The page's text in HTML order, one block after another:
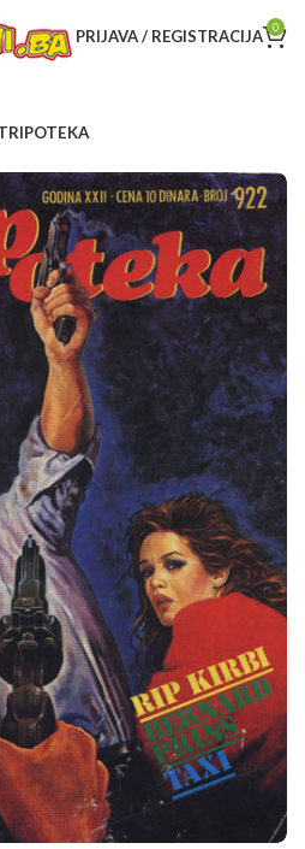
PRIJAVA / REGISTRACIJA 0